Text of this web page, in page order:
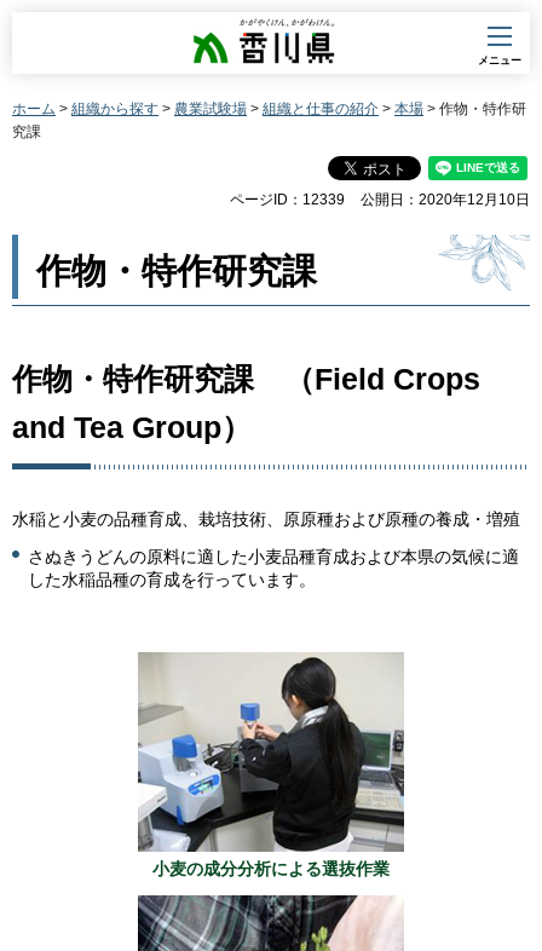
香川県
メニュー
ホーム > 組織から探す > 農業試験場 > 組織と仕事の紹介 > 本場 > 作物・特作研
究課
ページID：12339 公開日：2020年12月10日
作物・特作研究課
作物・特作研究課 （Field Crops
and Tea Group）
水稲と小麦の品種育成、栽培技術、原原種および原種の養成・増殖
さぬきうどんの原料に適した小麦品種育成および本県の気候に適
した水稲品種の育成を行っています。
小麦の成分分析による選抜作業